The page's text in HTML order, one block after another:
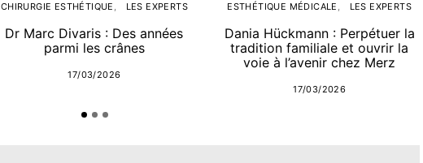
CHIRURGIE ESTHÉTIQUE LES EXPERTS
Dr Marc Divaris : Des années
parmi les crânes
17/03/2026
ESTHÉTIQUE MÉDICALE LES EXPERTS
Dania Hückmann : Perpétuer la
tradition familiale et ouvrir la
voie à l’avenir chez Merz
17/03/2026